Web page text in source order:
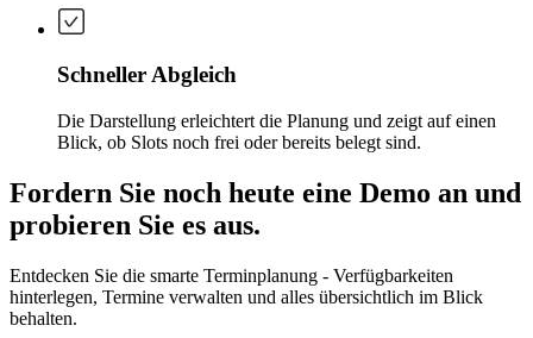
Schneller Abgleich
Die Darstellung erleichtert die Planung und zeigt auf einen
Blick, ob Slots noch frei oder bereits belegt sind.
Fordern Sie noch heute eine Demo an und
probieren Sie es aus.
Entdecken Sie die smarte Terminplanung - Verfügbarkeiten
hinterlegen, Termine verwalten und alles übersichtlich im Blick
behalten.